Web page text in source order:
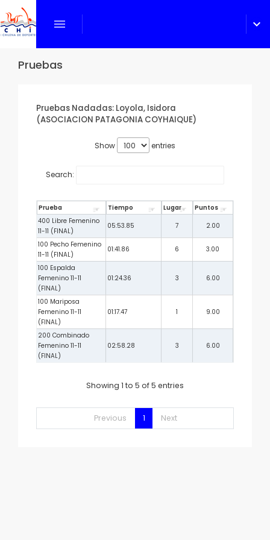
menu expand_more
Pruebas
Pruebas Nadadas: Loyola, Isidora
(ASOCIACION PATAGONIA COYHAIQUE)
Show entries
Search:
Prueba Tiempo Lugar
Puntos
400 Libre Femenino
11-11 (FINAL)
05:53.85 7 2.00
100 Pecho Femenino
11-11 (FINAL)
01:41.86 6 3.00
100 Espalda
Femenino 11-11
(FINAL)
01:24.36 3 6.00
100 Mariposa
Femenino 11-11
(FINAL)
01:17.47 1 9.00
200 Combinado
Femenino 11-11
(FINAL)
02:58.28 3 6.00
Showing 1 to 5 of 5 entries
Previous 1 Next